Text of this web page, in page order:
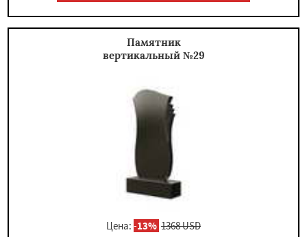
Памятник
вертикальный №29
Цена: -13% 1368 USD